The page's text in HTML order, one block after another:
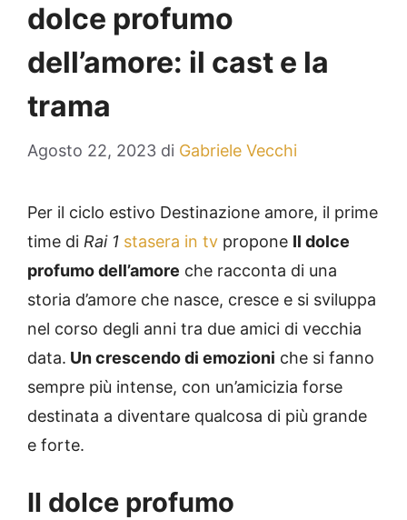
dolce profumo
dell’amore: il cast e la
trama
Agosto 22, 2023 di Gabriele Vecchi
Per il ciclo estivo Destinazione amore, il prime
time di Rai 1 stasera in tv propone Il dolce
profumo dell’amore che racconta di una
storia d’amore che nasce, cresce e si sviluppa
nel corso degli anni tra due amici di vecchia
data. Un crescendo di emozioni che si fanno
sempre più intense, con un’amicizia forse
destinata a diventare qualcosa di più grande
e forte.
Il dolce profumo